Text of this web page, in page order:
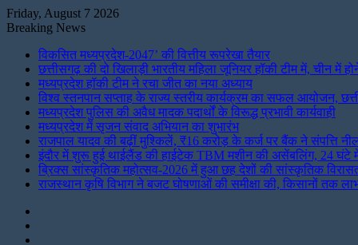
Friday, August 7 2026
Breaking News
विकसित मध्यप्रदेश-2047’ की वित्तीय रूपरेखा तैयार
छत्तीसगढ़ की दो खिलाड़ी भारतीय महिला जूनियर हॉकी टीम में, चीन में
मध्यप्रदेश हॉकी टीम ने रचा जीत का नया अध्याय
विश्व स्तनपान सप्ताह के राज्य स्तरीय कार्यक्रम का सफल आयोजन,
मध्यप्रदेश पुलिस की अवैध मादक पदार्थों के विरूद्ध प्रभावी कार्यवाही
मध्यप्रदेश में सृजन संवाद अभियान का शुभारंभ
राजपाल यादव की बढ़ीं मुश्किलें, ₹16 करोड़ के कर्ज पर बैंक ने संपत्ति
इंदौर में शुरू हुई थाईलैंड की हाईटेक TBM मशीन की असेंबलिंग, 24 घंटे में
ब्रिक्स सांस्कृतिक महोत्सव-2026 में हुआ छह देशों की सांस्कृतिक
राजस्थान कृषि विभाग ने बजट घोषणाओं की समीक्षा की, किसानों तक